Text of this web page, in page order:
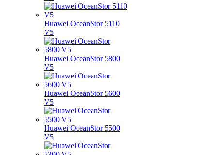
Huawei OceanStor 5110
V5
Huawei OceanStor 5800
V5
Huawei OceanStor 5600
V5
Huawei OceanStor 5500
V5